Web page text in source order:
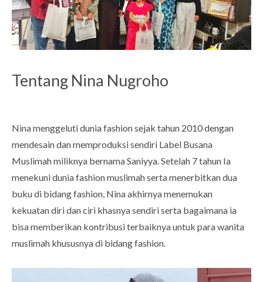
Tentang Nina Nugroho
Nina menggeluti dunia fashion sejak tahun 2010 dengan
mendesain dan memproduksi sendiri Label Busana
Muslimah miliknya bernama Saniyya. Setelah 7 tahun Ia
menekuni dunia fashion muslimah serta menerbitkan dua
buku di bidang fashion, Nina akhirnya menemukan
kekuatan diri dan ciri khasnya sendiri serta bagaimana ia
bisa memberikan kontribusi terbaiknya untuk para wanita
muslimah khususnya di bidang fashion.